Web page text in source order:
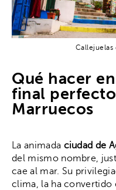
Callejuelas
Qué hacer
final
Marruecos
La animada ciudad de
del mismo nombre,
cae al mar. Su
clima, la ha convertido